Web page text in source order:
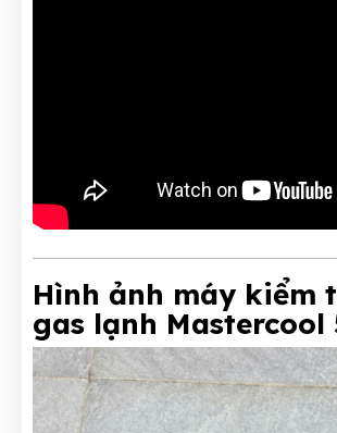
Hình ảnh máy kiểm
gas lạnh Mastercool